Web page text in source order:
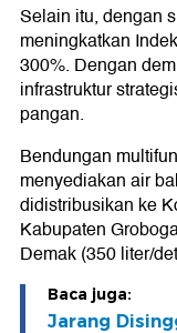
Selain itu, dengan
meningkatkan
300%. Dengan
infrastruktur
pangan.
Bendungan
menyediakan air
didistribusikan ke
Kabupaten
Demak (350 liter/
Baca juga:
Jarang